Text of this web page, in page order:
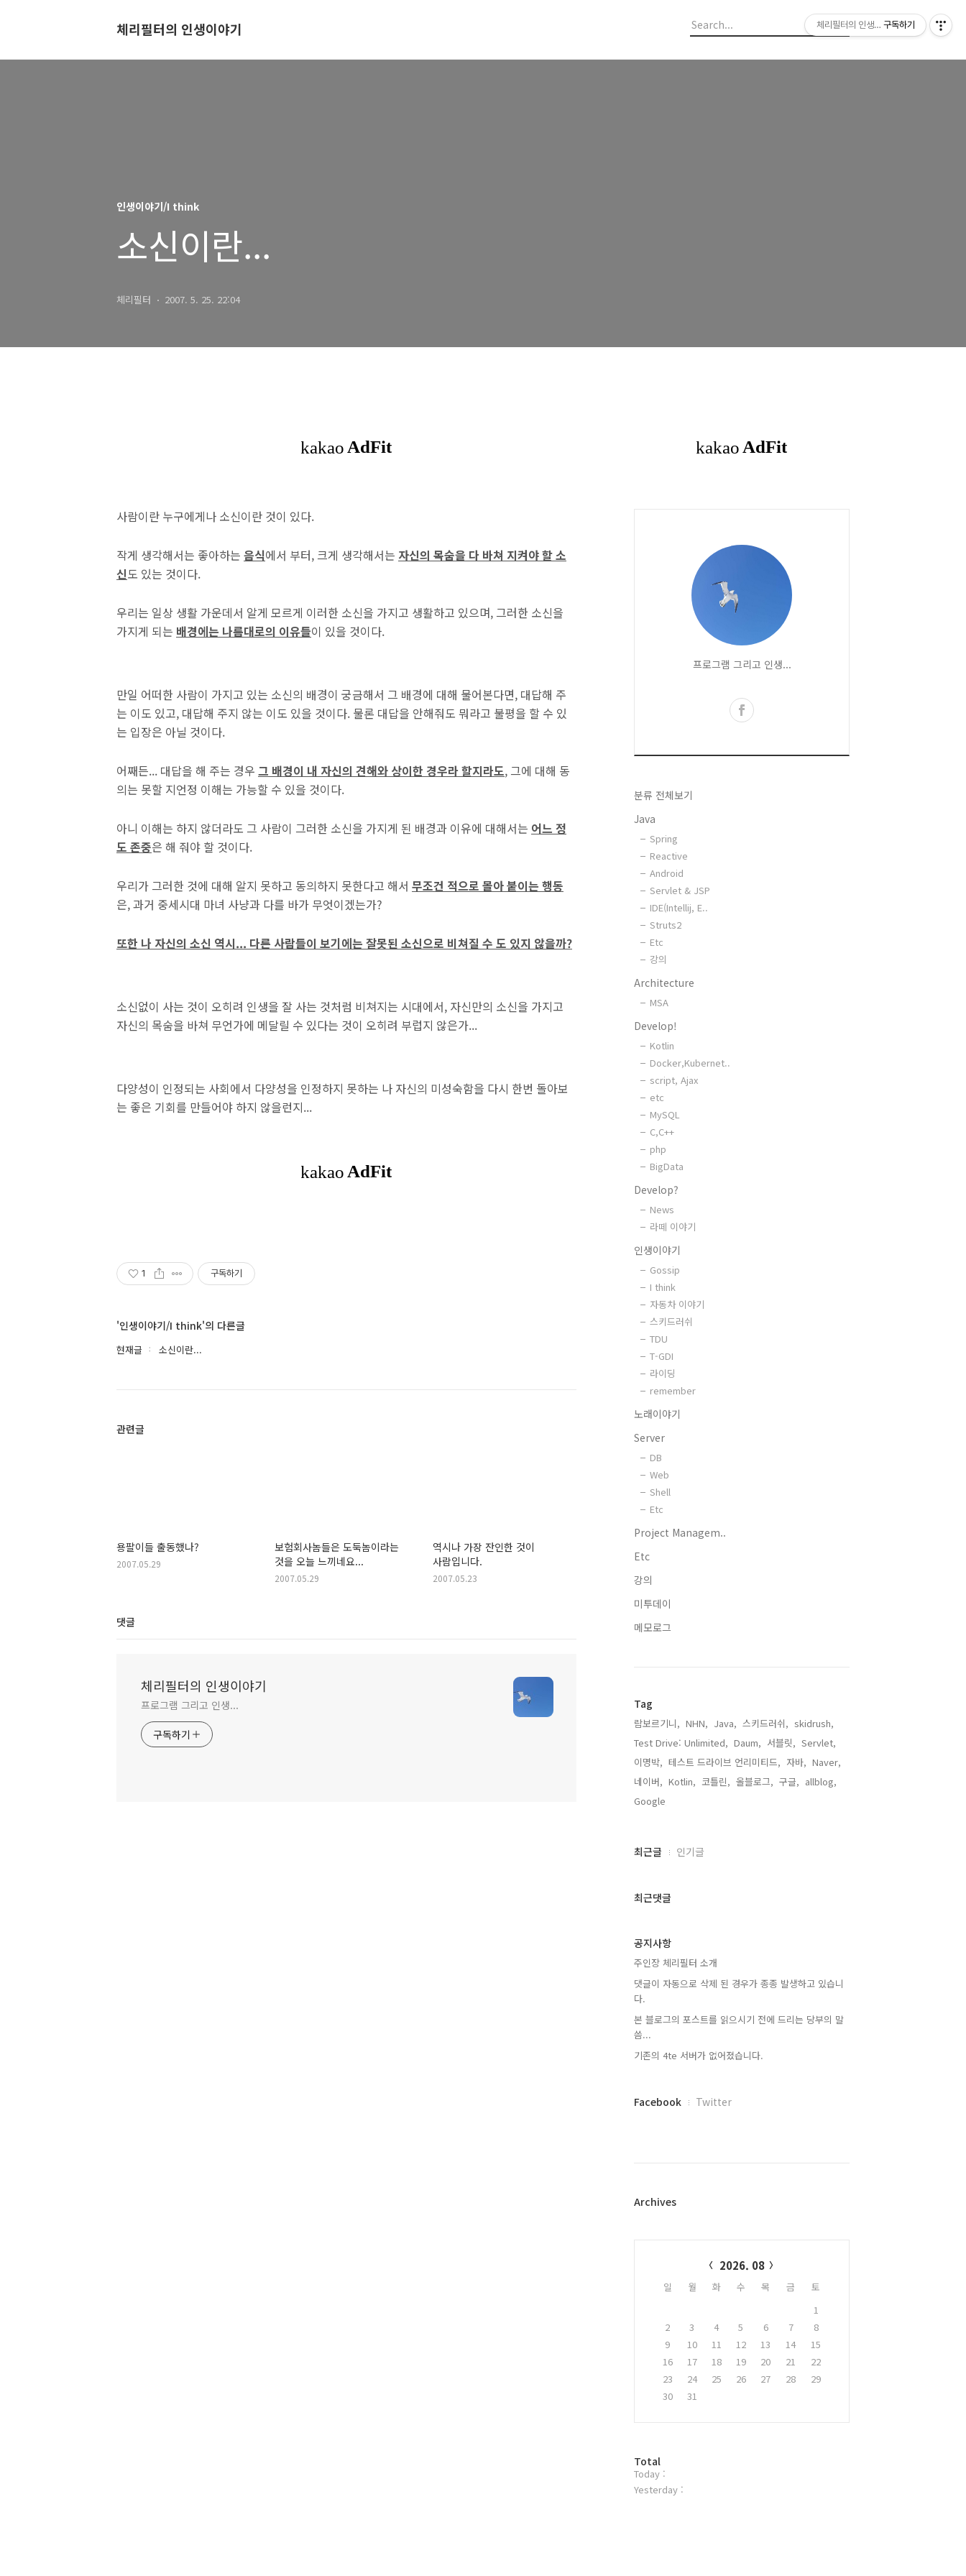
체리필터의 인생이야기
인생이야기/I think
소신이란...
체리필터 2007. 5. 25. 22:04
사람이란 누구에게나 소신이란 것이 있다.
작게 생각해서는 좋아하는 음식에서 부터, 크게 생각해서는 자신의 목숨을 다 바쳐 지켜야 할 소
신도 있는 것이다.
우리는 일상 생활 가운데서 알게 모르게 이러한 소신을 가지고 생활하고 있으며, 그러한 소신을
가지게 되는 배경에는 나름대로의 이유들이 있을 것이다.
만일 어떠한 사람이 가지고 있는 소신의 배경이 궁금해서 그 배경에 대해 물어본다면, 대답해 주
는 이도 있고, 대답해 주지 않는 이도 있을 것이다. 물론 대답을 안해줘도 뭐라고 불평을 할 수 있
는 입장은 아닐 것이다.
어째든... 대답을 해 주는 경우 그 배경이 내 자신의 견해와 상이한 경우라 할지라도, 그에 대해 동
의는 못할 지언정 이해는 가능할 수 있을 것이다.
아니 이해는 하지 않더라도 그 사람이 그러한 소신을 가지게 된 배경과 이유에 대해서는 어느 정
도 존중은 해 줘야 할 것이다.
우리가 그러한 것에 대해 알지 못하고 동의하지 못한다고 해서 무조건 적으로 몰아 붙이는 행동
은, 과거 중세시대 마녀 사냥과 다를 바가 무엇이겠는가?
또한 나 자신의 소신 역시... 다른 사람들이 보기에는 잘못된 소신으로 비쳐질 수 도 있지 않을까?
소신없이 사는 것이 오히려 인생을 잘 사는 것처럼 비쳐지는 시대에서, 자신만의 소신을 가지고
자신의 목숨을 바쳐 무언가에 메달릴 수 있다는 것이 오히려 부럽지 않은가...
다양성이 인정되는 사회에서 다양성을 인정하지 못하는 나 자신의 미성숙함을 다시 한번 돌아보
는 좋은 기회를 만들어야 하지 않을런지...
1 구독하기
'인생이야기/I think'의 다른글
현재글 소신이란...
관련글
용팔이들 출동했나?
2007.05.29
보험회사놈들은 도둑놈이라는
것을 오늘 느끼네요...
2007.05.29
역시나 가장 잔인한 것이
사람입니다.
2007.05.23
댓글
체리필터의 인생이야기
프로그램 그리고 인생...
구독하기
프로그램 그리고 인생...
분류 전체보기
Java
Spring
Reactive
Android
Servlet & JSP
IDE(Intellij, E..
Struts2
Etc
강의
Architecture
MSA
Develop!
Kotlin
Docker,Kubernet..
script, Ajax
etc
MySQL
C,C++
php
BigData
Develop?
News
라떼 이야기
인생이야기
Gossip
I think
자동차 이야기
스키드러쉬
TDU
T-GDI
라이딩
remember
노래이야기
Server
DB
Web
Shell
Etc
Project Managem..
Etc
강의
미투데이
메모로그
Tag
람보르기니, NHN, Java, 스키드러쉬, skidrush,
Test Drive: Unlimited, Daum, 서블릿, Servlet,
이명박, 테스트 드라이브 언리미티드, 자바, Naver,
네이버, Kotlin, 코틀린, 올블로그, 구글, allblog,
Google,
최
과
글
최근글 인기글
최근댓글
공지사항
주인장 체리필터 소개
댓글이 자동으로 삭제 된 경우가 종종 발생하고 있습니
다.
본 블로그의 포스트를 읽으시기 전에 드리는 당부의 말
씀...
기존의 4te 서버가 없어졌습니다.
페
플
Facebook Twitter
Archives
2026. 08
일 월 화 수 목 금
토
1
2
3 4 5 6 7
8
9
10 11 12 13 14
15
16
17 18 19 20 21
22
23
24 25 26 27 28
29
30
31
방
문
자
Total
Today :
Yesterday :
체리필터의 인생이야기구독하기